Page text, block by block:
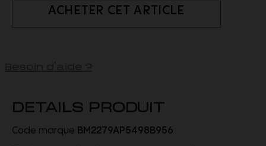
ACHETER CET ARTICLE
DETAILS PRODUIT
Code marque BM2279AP5498B956